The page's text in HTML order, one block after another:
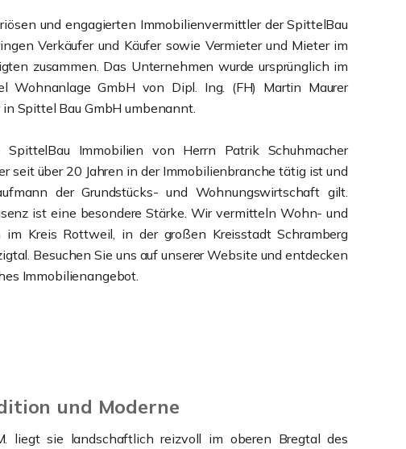
und engagierten Immobilienvermittler der SpittelBau
Verkäufer und Käufer sowie Vermieter und Mieter im
zusammen. Das Unternehmen wurde ursprünglich im
Wohnanlage GmbH von Dipl. Ing. (FH) Martin Maurer
Spittel Bau GmbH umbenannt.
Immobilien von Herrn Patrik Schuhmacher
seit über 20 Jahren in der Immobilienbranche tätig ist und
der Grundstücks- und Wohnungswirtschaft gilt.
ist eine besondere Stärke. Wir vermitteln Wohn- und
im Kreis Rottweil, in der großen Kreisstadt Schramberg
Besuchen Sie uns auf unserer Website und entdecken
Immobilienangebot.
und Moderne
liegt sie landschaftlich reizvoll im oberen Bregtal des